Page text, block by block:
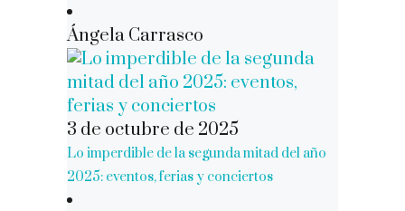
Ángela Carrasco
3 de octubre de 2025
Lo imperdible de la segunda mitad del año
2025: eventos, ferias y conciertos